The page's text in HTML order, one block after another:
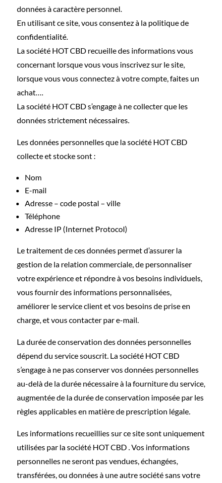
données à caractère personnel.
En utilisant ce site, vous consentez à la politique de
confidentialité.
La société HOT CBD recueille des informations vous
concernant lorsque vous vous inscrivez sur le site,
lorsque vous vous connectez à votre compte, faites un
achat….
La société HOT CBD s’engage à ne collecter que les
données strictement nécessaires.
Les données personnelles que la société HOT CBD
collecte et stocke sont :
Nom
E-mail
Adresse – code postal – ville
Téléphone
Adresse IP (Internet Protocol)
Le traitement de ces données permet d’assurer la
gestion de la relation commerciale, de personnaliser
votre expérience et répondre à vos besoins individuels,
vous fournir des informations personnalisées,
améliorer le service client et vos besoins de prise en
charge, et vous contacter par e-mail.
La durée de conservation des données personnelles
dépend du service souscrit. La société HOT CBD
s’engage à ne pas conserver vos données personnelles
au-delà de la durée nécessaire à la fourniture du service,
augmentée de la durée de conservation imposée par les
règles applicables en matière de prescription légale.
Les informations recueillies sur ce site sont uniquement
utilisées par la société HOT CBD . Vos informations
personnelles ne seront pas vendues, échangées,
transférées, ou données à une autre société sans votre